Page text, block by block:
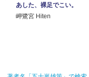
あした、裸足でこい。
岬鷺宮 Hiten